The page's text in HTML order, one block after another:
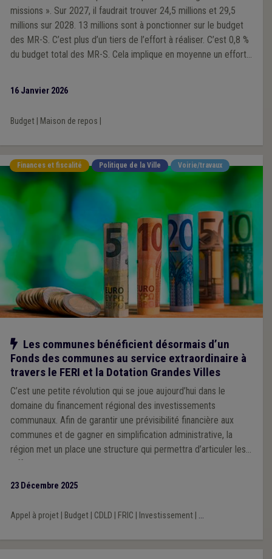
missions ». Sur 2027, il faudrait trouver 24,5 millions et 29,5
millions sur 2028. 13 millions sont à ponctionner sur le budget
des MR-S. C’est plus d’un tiers de l’effort à réaliser. C’est 0,8 %
du budget total des MR-S. Cela implique en moyenne un effort
16 Janvier 2026
Budget| Maison de repos
Finances et fiscalité Politique de la Ville Voirie/travaux
Notre action
Les communes bénéficient désormais d’un
Fonds des communes au service extraordinaire à
travers le FERI et la Dotation Grandes Villes
C’est une petite révolution qui se joue aujourd’hui dans le
domaine du financement régional des investissements
communaux. Afin de garantir une prévisibilité financière aux
communes et de gagner en simplification administrative, la
région met un place une structure qui permettra d’articuler les
différents modes de subventionnement, allant de la dotation
années.
23 Décembre 2025
Appel à projet| Budget| CDLD FRIC Investissement| ...